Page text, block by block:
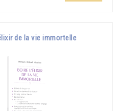
de la vie immortelle